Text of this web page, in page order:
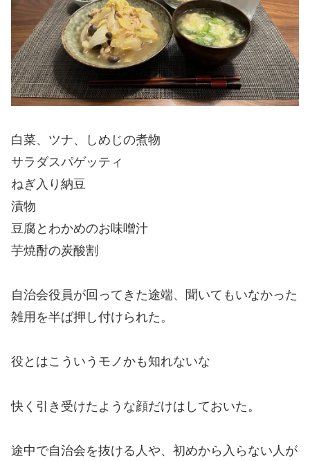
白菜、ツナ、しめじの煮物
サラダスパゲッティ
ねぎ入り納豆
漬物
豆腐とわかめのお味噌汁
芋焼酎の炭酸割
自治会役員が回ってきた途端、聞いてもいなかった
雑用を半ば押し付けられた。
役とはこういうモノかも知れないな
快く引き受けたような顔だけはしておいた。
途中で自治会を抜ける人や、初めから入らない人が